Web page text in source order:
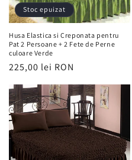
Stoc epuizat
Husa Elastica si Creponata pentru
Pat 2 Persoane + 2 Fete de Perne
culoare Verde
Preț
225,00 lei RON